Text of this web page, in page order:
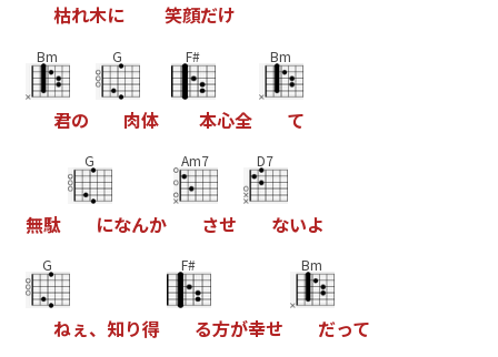
枯れ木に 笑顔だけ
Bm
君の
G
肉体
F#
本心全
Bm
て
無駄
G
になんか
Am7
させ
D7
ないよ
G
ねぇ、 知り得
F#
る方が幸せ
Bm
だって